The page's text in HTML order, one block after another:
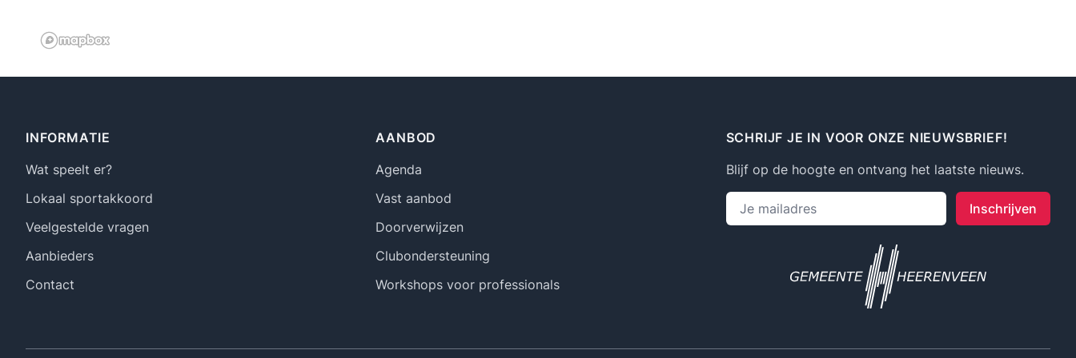
INFORMATIE
Wat speelt er?
Lokaal sportakkoord
Veelgestelde vragen
Aanbieders
Contact
AANBOD
Agenda
Vast aanbod
Doorverwijzen
Clubondersteuning
Workshops voor professionals
SCHRIJF JE IN VOOR ONZE NIEUWSBRIEF!
Blijf op de hoogte en ontvang het laatste nieuws.
Emailadres
Inschrijven